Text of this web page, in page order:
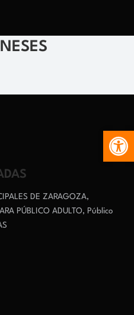
DE ZARAGOZA,
PÚBLICO ADULTO, Público